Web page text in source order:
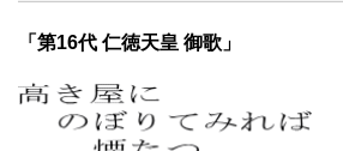
「第16代 仁徳天皇 御歌」